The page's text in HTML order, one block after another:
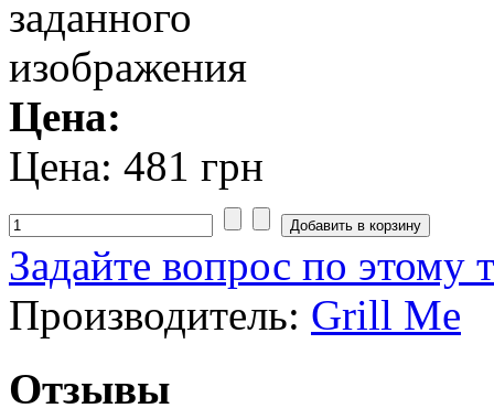
Цена:
Цена: 481 грн
Задайте вопрос по этому
Производитель: Grill Me
Отзывы